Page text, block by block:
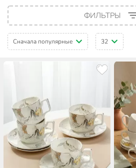
ФИЛЬТРЫ
Сначала популярные 32